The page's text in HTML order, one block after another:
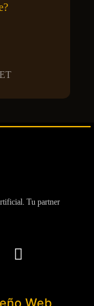
Tu partner
Web